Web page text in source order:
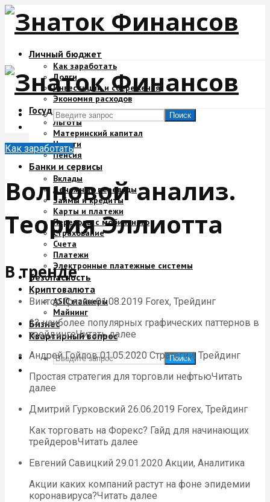
Личный бюджет
Как заработать
Долги
Инвестиции и сбережения
Экономия расходов
Государство и деньги
Льготы
Материнский капитал
Налоги
Пенсия
Банки и сервисы
Вклады
Денежные переводы
Займы и кредиты
Карты и платежи
Переводы с мобильного
Страхование
Счета
Платежи
Электронные платежные системы
Безопасность
Криптовалюта
ASIC майнеры
Майнинг
Бизнес
Квартирный вопрос
Поиск
Поиск
Как заработать
Волновой анализ.
Теория Эллиотта
В тренде
Виктор Грязин 01.08.2019 Forex, Трейдинг
13 наиболее популярных графических паттернов в
трейдингеЧитать далее
Андрей Гойлов 01.05.2020 Стратегии, Трейдинг
Простая стратегия для торговли нефтьюЧитать
далее
Дмитрий Гурковский 26.06.2019 Forex, Трейдинг
Как торговать на Форекс? Гайд для начинающих
трейдеровЧитать далее
Евгений Савицкий 29.01.2020 Акции, Аналитика
Акции каких компаний растут на фоне эпидемии
коронавируса?Читать далее